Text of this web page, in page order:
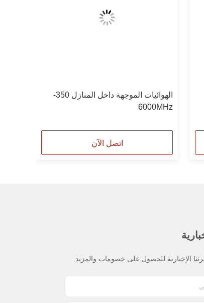
الهوائيات الموجهة داخل المنازل 350-
6000MHz
اتصل الآن
الإخبارية للحصول على خصومات والمزيد.